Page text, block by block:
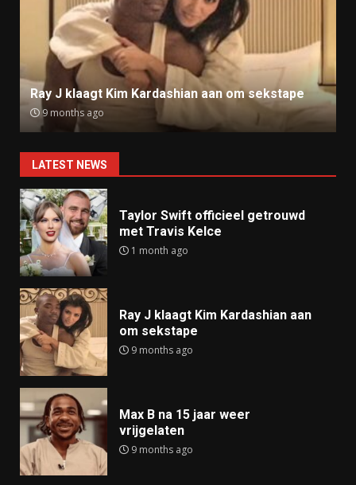
Ray J klaagt Kim Kardashian aan om sekstape
9 months ago
LATEST NEWS
Taylor Swift officieel getrouwd
met Travis Kelce
1 month ago
Ray J klaagt Kim Kardashian aan
om sekstape
9 months ago
Max B na 15 jaar weer
vrijgelaten
9 months ago